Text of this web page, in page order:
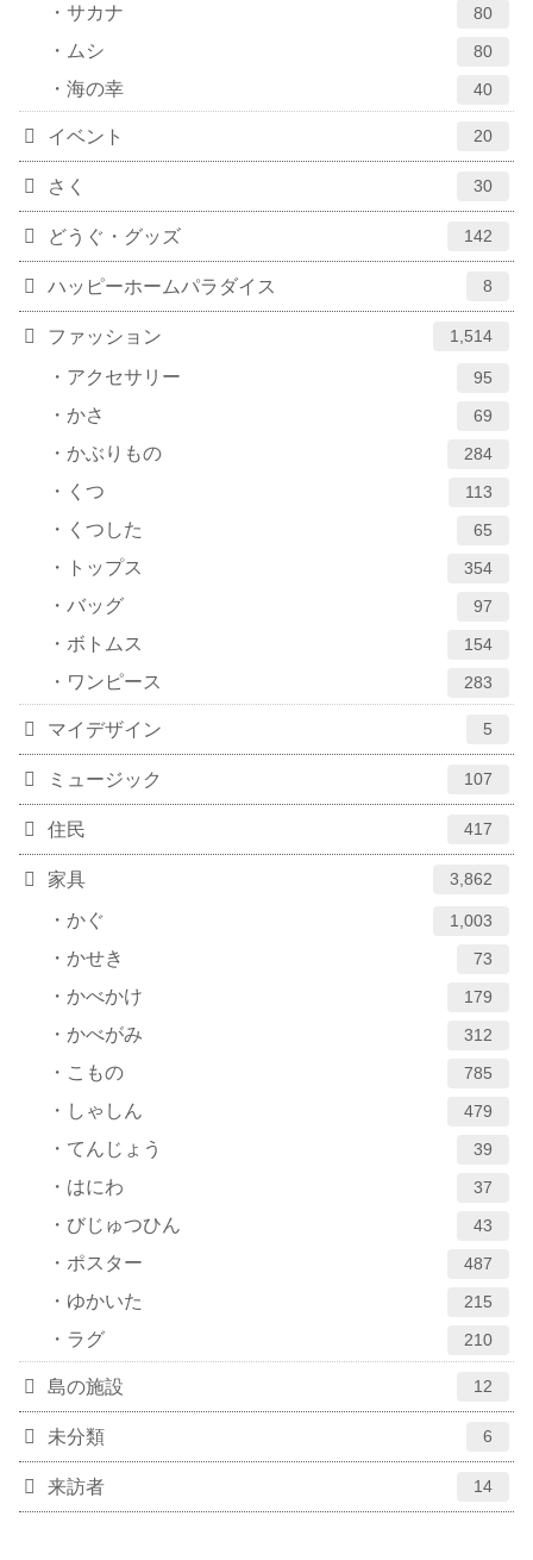
サカナ 80
ムシ 80
海の幸 40
イベント 20
さく 30
どうぐ・グッズ 142
ハッピーホームパラダイス 8
ファッション 1,514
アクセサリー 95
かさ 69
かぶりもの 284
くつ 113
くつした 65
トップス 354
バッグ 97
ボトムス 154
ワンピース 283
マイデザイン 5
ミュージック 107
住民 417
家具 3,862
かぐ 1,003
かせき 73
かべかけ 179
かべがみ 312
こもの 785
しゃしん 479
てんじょう 39
はにわ 37
びじゅつひん 43
ポスター 487
ゆかいた 215
ラグ 210
島の施設 12
未分類 6
来訪者 14